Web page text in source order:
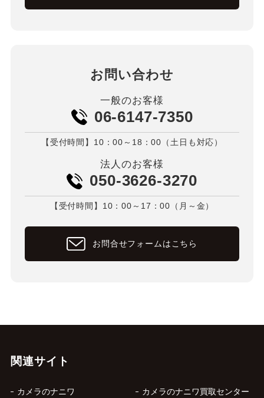
お問い合わせ
一般のお客様
06-6147-7350
【受付時間】10：00～18：00（土日も対応）
法人のお客様
050-3626-3270
【受付時間】10：00～17：00（月～金）
お問合せフォームはこちら
関連サイト
カメラのナニワ カメラのナニワ買取センター